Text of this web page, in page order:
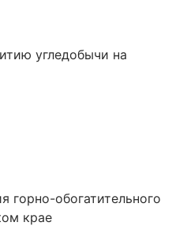
угледобычи на
горно-обогатительного
крае